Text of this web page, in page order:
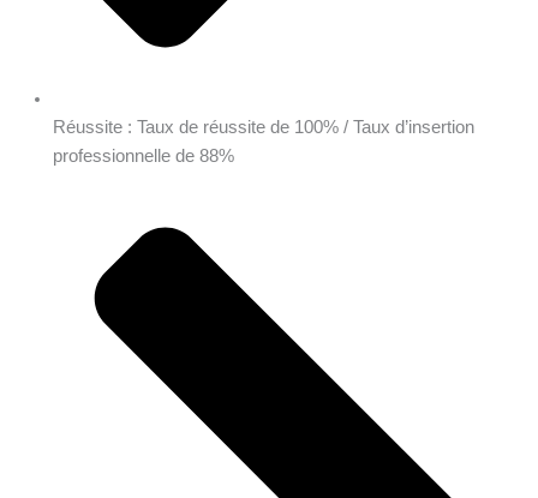
Réussite : Taux de réussite de 100% / Taux d’insertion
professionnelle de 88%